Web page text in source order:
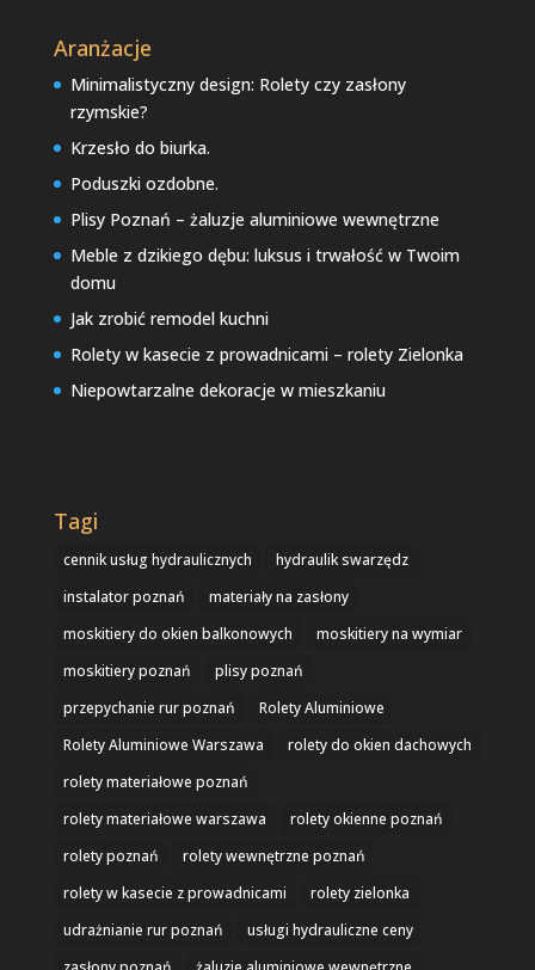
Aranżacje
Minimalistyczny design: Rolety czy zasłony
rzymskie?
Krzesło do biurka.
Poduszki ozdobne.
Plisy Poznań – żaluzje aluminiowe wewnętrzne
Meble z dzikiego dębu: luksus i trwałość w Twoim
domu
Jak zrobić remodel kuchni
Rolety w kasecie z prowadnicami – rolety Zielonka
Niepowtarzalne dekoracje w mieszkaniu
Tagi
cennik usług hydraulicznych
hydraulik swarzędz
instalator poznań
materiały na zasłony
moskitiery do okien balkonowych
moskitiery na wymiar
moskitiery poznań
plisy poznań
przepychanie rur poznań
Rolety Aluminiowe
Rolety Aluminiowe Warszawa
rolety do okien dachowych
rolety materiałowe poznań
rolety materiałowe warszawa
rolety okienne poznań
rolety poznań
rolety wewnętrzne poznań
rolety w kasecie z prowadnicami
rolety zielonka
udrażnianie rur poznań
usługi hydrauliczne ceny